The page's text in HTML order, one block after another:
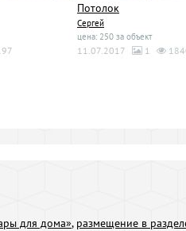
Потолок
Сергей
цена: 250 за объект
11.07.2017 1
для дома», размещение в